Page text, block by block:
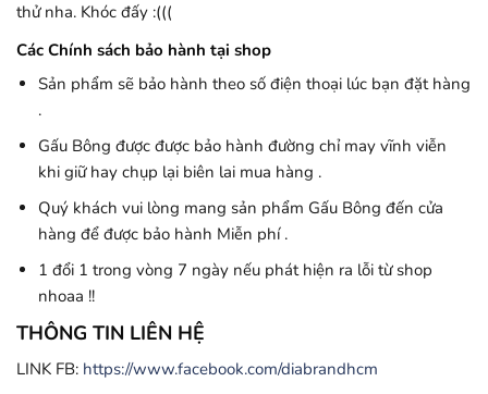
thử nha. Khóc đấy :(((
Các Chính sách bảo hành tại shop
Sản phẩm sẽ bảo hành theo số điện thoại lúc bạn đặt hàng
.
Gấu Bông được được bảo hành đường chỉ may vĩnh viễn
khi giữ hay chụp lại biên lai mua hàng .
Quý khách vui lòng mang sản phẩm Gấu Bông đến cửa
hàng để được bảo hành Miễn phí .
1 đổi 1 trong vòng 7 ngày nếu phát hiện ra lỗi từ shop
nhoaa !!
THÔNG TIN LIÊN HỆ
LINK FB: https://www.facebook.com/diabrandhcm